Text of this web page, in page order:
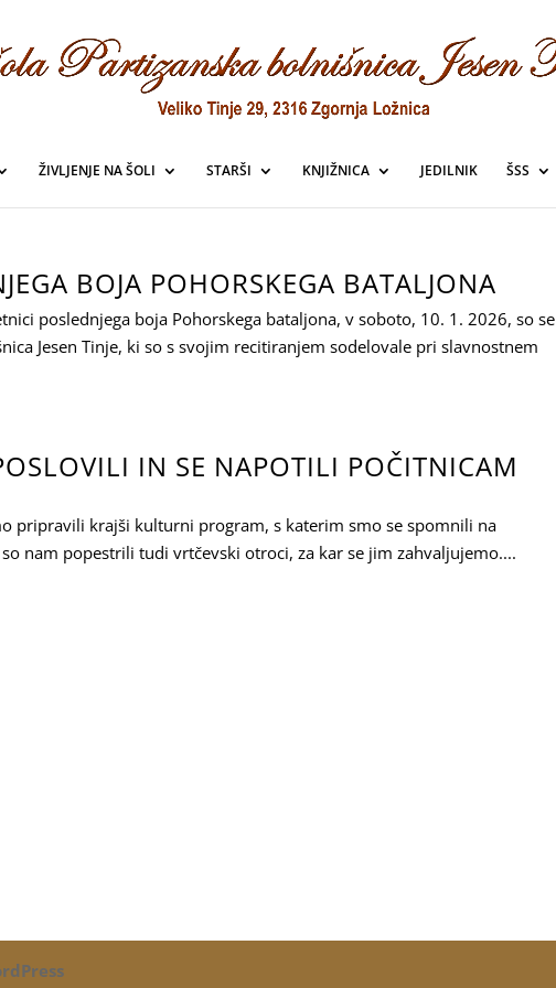
ŽIVLJENJE NA ŠOLI STARŠI KNJIŽNICA JEDILNIK ŠSS
BOJA POHORSKEGA BATALJONA
poslednjega boja Pohorskega bataljona, v soboto, 10. 1. 2026, so se
Jesen Tinje, ki so s svojim recitiranjem sodelovale pri slavnostnem
IN SE NAPOTILI POČITNICAM
pripravili krajši kulturni program, s katerim smo se spomnili na
nam popestrili tudi vrtčevski otroci, za kar se jim zahvaljujemo....